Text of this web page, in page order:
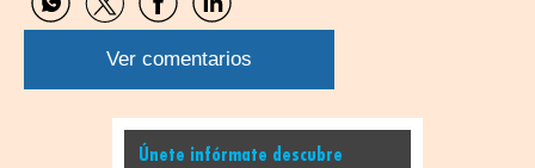
Compartir
por
WhatsApp
Compartir
por
Twitter
Compartir
por
Facebook
Compartir
por
Linkedin
Ver comentarios
Únete infórmate descubre